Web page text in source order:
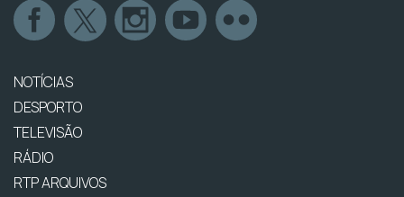
NOTÍCIAS
DESPORTO
TELEVISÃO
RÁDIO
RTP ARQUIVOS